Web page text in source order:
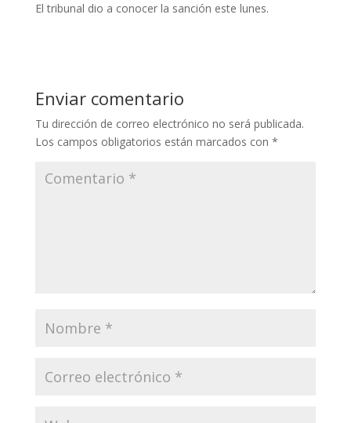
El tribunal dio a conocer la sanción este lunes.
Enviar comentario
Tu dirección de correo electrónico no será publicada.
Los campos obligatorios están marcados con *